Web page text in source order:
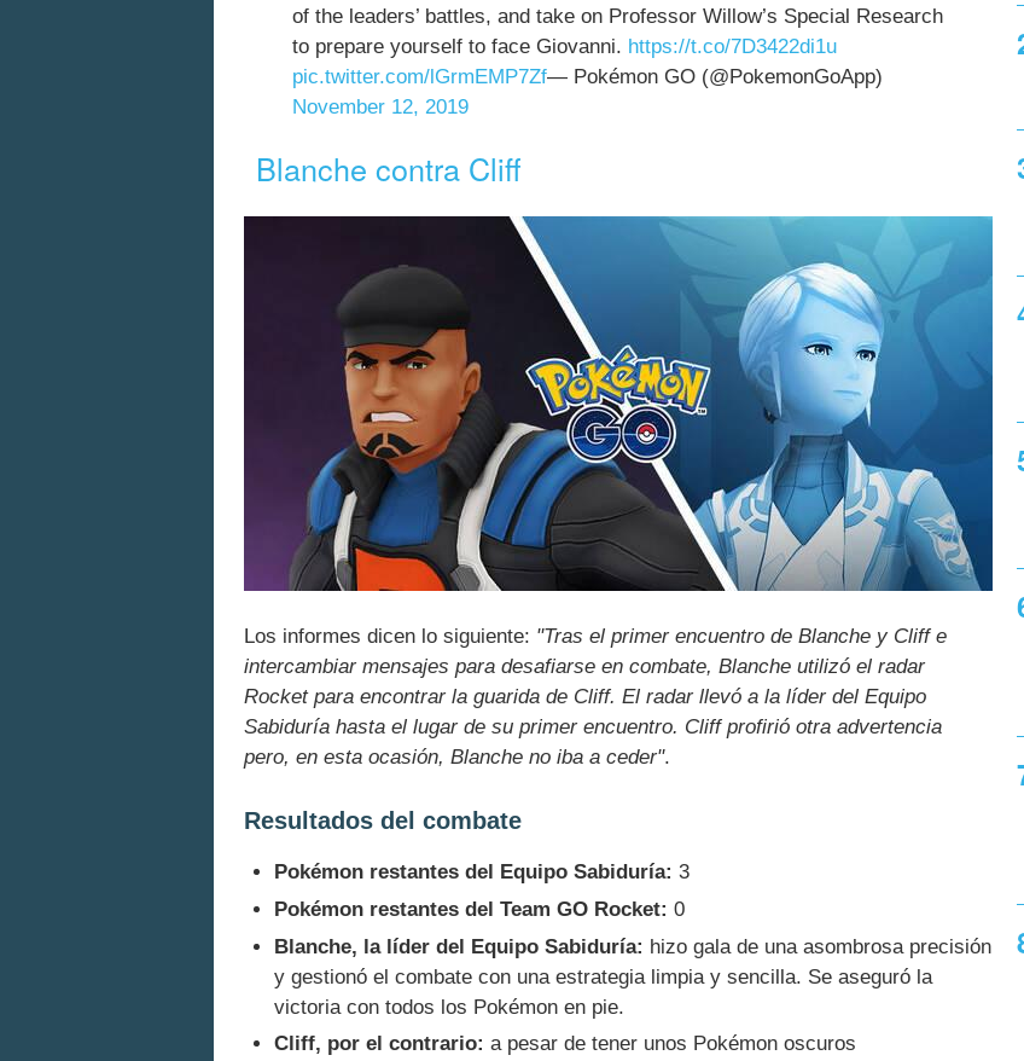
of the leaders’ battles, and take on Professor Willow’s Special Research
to prepare yourself to face Giovanni. https://t.co/7D3422di1u
pic.twitter.com/lGrmEMP7Zf— Pokémon GO (@PokemonGoApp)
November 12, 2019
Blanche contra Cliff
Los informes dicen lo siguiente: "Tras el primer encuentro de Blanche y Cliff e
intercambiar mensajes para desafiarse en combate, Blanche utilizó el radar
Rocket para encontrar la guarida de Cliff. El radar llevó a la líder del Equipo
Sabiduría hasta el lugar de su primer encuentro. Cliff profirió otra advertencia
pero, en esta ocasión, Blanche no iba a ceder".
Resultados del combate
Pokémon restantes del Equipo Sabiduría: 3
Pokémon restantes del Team GO Rocket: 0
Blanche, la líder del Equipo Sabiduría: hizo gala de una asombrosa precisión
y gestionó el combate con una estrategia limpia y sencilla. Se aseguró la
victoria con todos los Pokémon en pie.
Cliff, por el contrario: a pesar de tener unos Pokémon oscuros